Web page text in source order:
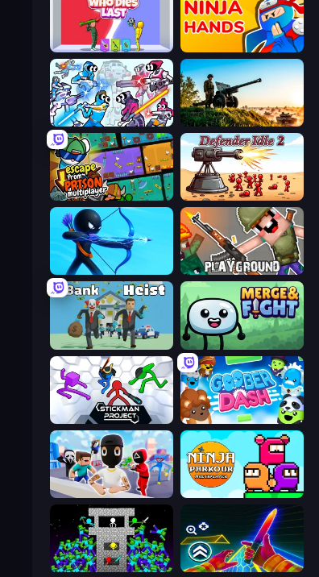
Who Dies Last? Ninja Hands
Space Wars Battleground Artillery Vs Tanks
Escape From Prison Multiplayer Defender Idle 2
Archers Random Playground
Bank Heist Merge & Fight
Stickman Project Goober Dash
Ninja Parkour Multiplayer
Stick Epic Fighter Surf GO Parkour